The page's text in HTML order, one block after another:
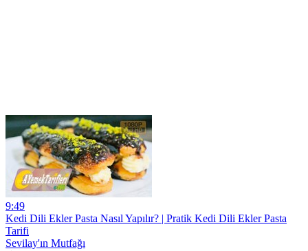
9:49
Kedi Dili Ekler Pasta Nasıl Yapılır? | Pratik Kedi Dili Ekler Pasta
Tarifi
Sevilay'ın Mutfağı